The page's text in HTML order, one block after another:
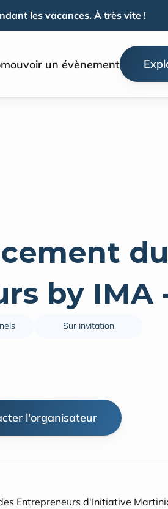
un évènement
by IMA
Sur invitation
l'organisateur
Entrepreneurs d'Initiative
les vacances. À très vite !